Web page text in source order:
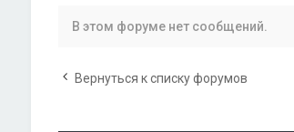
В этом форуме нет сообщений.
Вернуться к списку форумов